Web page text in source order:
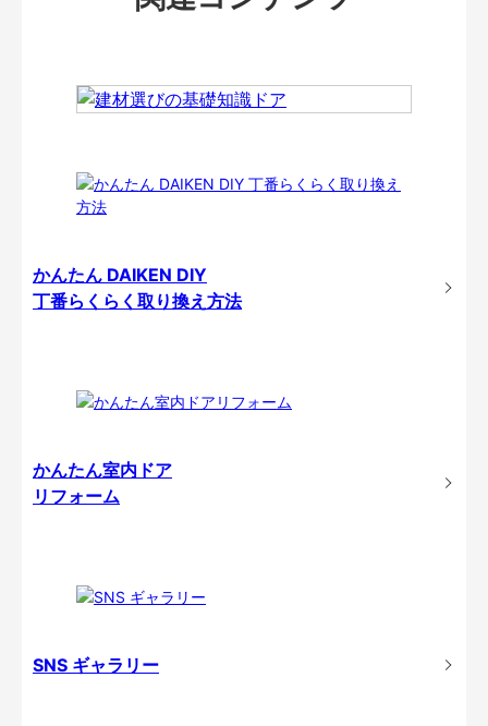
かんたん DAIKEN DIY
丁番らくらく取り換え方法
かんたん室内ドア
リフォーム
SNS ギャラリー